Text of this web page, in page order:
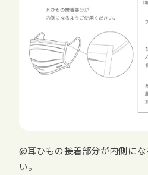
@耳ひもの接着部分が内側に
い。